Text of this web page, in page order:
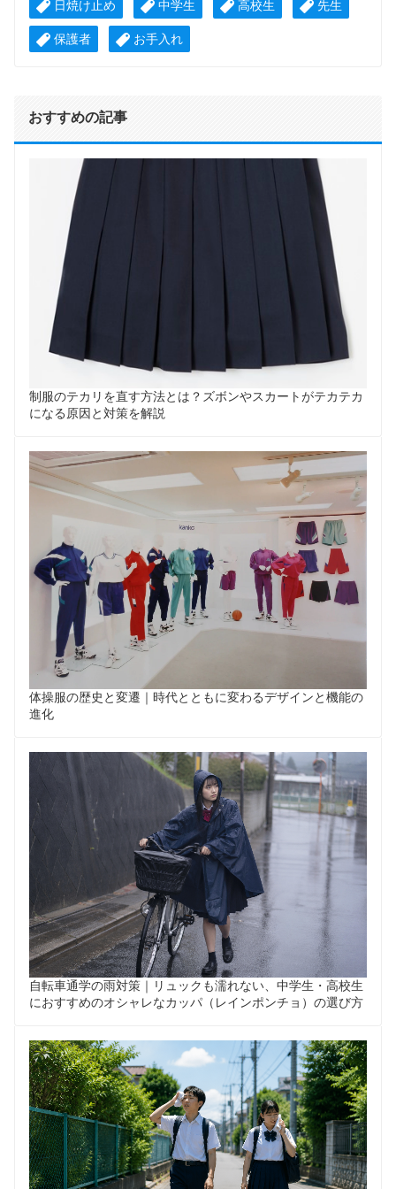
日焼け止め 中学生 高校生 先生
保護者 お手入れ
おすすめの記事
制服のテカリを直す方法とは？ズボンやスカートがテカテカ
になる原因と対策を解説
体操服の歴史と変遷｜時代とともに変わるデザインと機能の
進化
自転車通学の雨対策｜リュックも濡れない、中学生・高校生
におすすめのオシャレなカッパ（レインポンチョ）の選び方